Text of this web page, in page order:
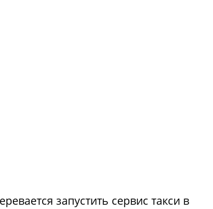
запустить сервис такси в